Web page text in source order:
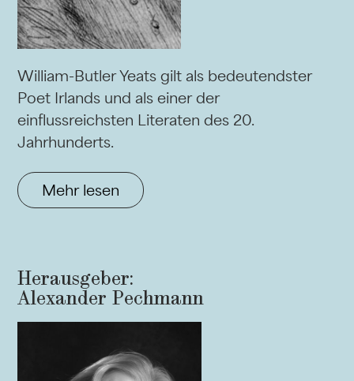
William-Butler Yeats gilt als bedeutendster
Poet Irlands und als einer der
einflussreichsten Literaten des 20.
Jahrhunderts.
Mehr lesen
Herausgeber:
Alexander Pechmann